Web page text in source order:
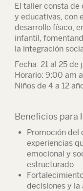
El taller consta
y educativas, con
desarrollo físico,
infantil,
la integración
Fecha: 21 al 25 de
Horario: 9:00 am
Niños de 4 a 12
Beneficios para
Promoción del
experiencias
emocional y
estructurado.
decisiones y la